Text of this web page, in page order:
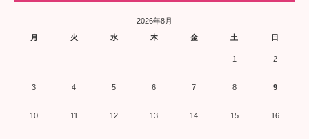
2026年8月
月
火 水 木 金 土 日
1 2
3 4 5 6 7 8 9
10 11 12 13 14 15 16